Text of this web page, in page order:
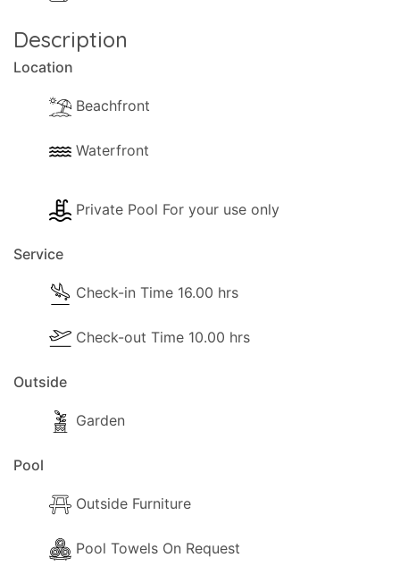
Description
Location
Beachfront
Waterfront
Private Pool For your use only
Service
Check-in Time 16.00 hrs
Check-out Time 10.00 hrs
Outside
Garden
Pool
Outside Furniture
Pool Towels On Request